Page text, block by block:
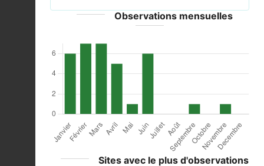
Observations mensuelles
Sites avec le plus d'observations